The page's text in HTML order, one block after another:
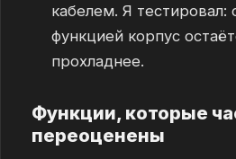
кабелем. Я тестировал:
функцией корпус
прохладнее.
Функции, которые
переоценены